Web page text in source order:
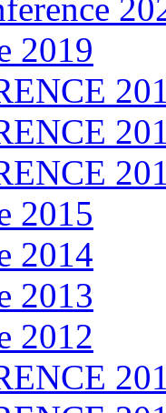
2019
2015
2014
2013
2012